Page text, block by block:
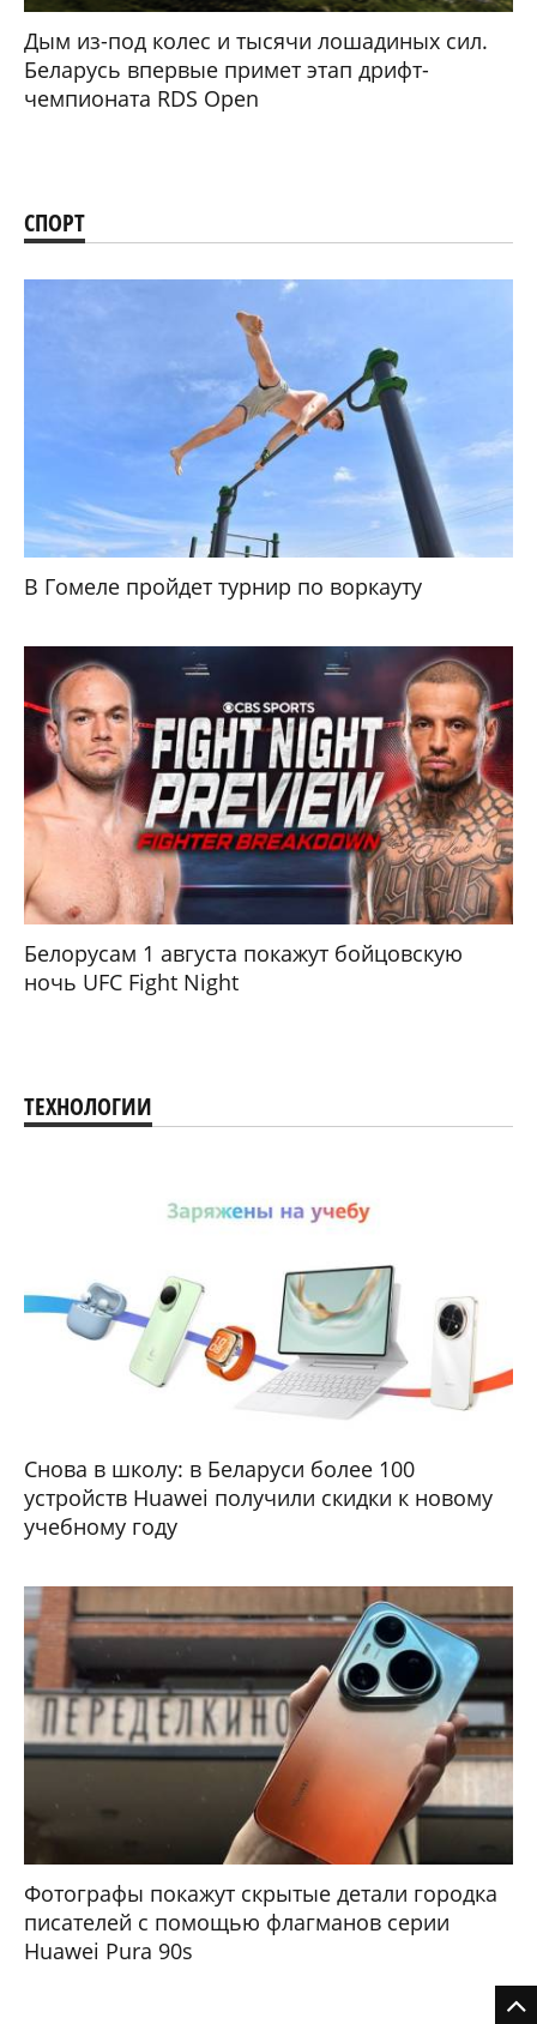
Дым из-под колес и тысячи лошадиных сил.
Беларусь впервые примет этап дрифт-
чемпионата RDS Open
СПОРТ
В Гомеле пройдет турнир по воркауту
Белорусам 1 августа покажут бойцовскую
ночь UFC Fight Night
ТЕХНОЛОГИИ
Снова в школу: в Беларуси более 100
устройств Huawei получили скидки к новому
учебному году
Фотографы покажут скрытые детали городка
писателей с помощью флагманов серии
Huawei Pura 90s